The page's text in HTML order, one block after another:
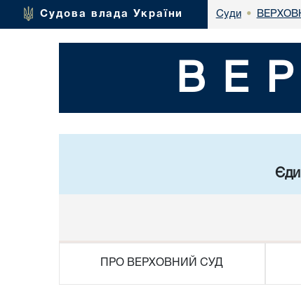
Судова влада України Суди •
ПРО ВЕРХОВНИЙ СУД